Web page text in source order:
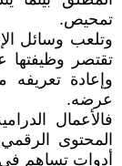
تمحيص.
وتلعب وسائل
تقتصر
وإعادة
عرضه.
فالأعمال
المحتوى
أدوات تساهم